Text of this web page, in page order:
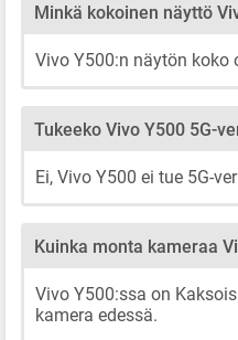
Minkä kokoinen näyttö
Vivo Y500:n näytön koko
Tukeeko Vivo Y500 5G-
Ei, Vivo Y500 ei tue 5G-
Kuinka monta kameraa
Vivo Y500:ssa on
kamera edessä.